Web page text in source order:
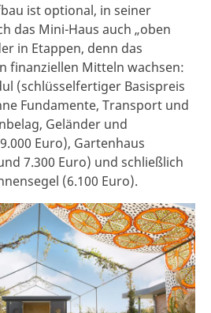
ist optional, in seiner
das Mini-Haus auch „oben
in Etappen, denn das
finanziellen Mitteln wachsen:
(schlüsselfertiger Basispreis
Fundamente, Transport und
Geländer und
Euro), Gartenhaus
7.300 Euro) und schließlich
(6.100 Euro).